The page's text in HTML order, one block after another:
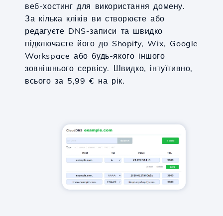
веб-хостинг для використання домену.
За кілька кліків ви створюєте або
редагуєте DNS-записи та швидко
підключаєте його до Shopify, Wix, Google
Workspace або будь-якого іншого
зовнішнього сервісу. Швидко, інтуїтивно,
всього за 5,99 € на рік.